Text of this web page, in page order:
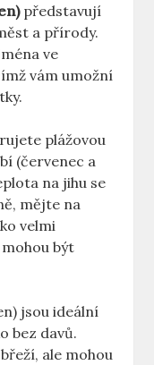
představují
a přírody.
ve
vám umožní
plážovou
(červenec a
na jihu se
mějte na
velmi
být
jsou ideální
bez davů.
ale mohou